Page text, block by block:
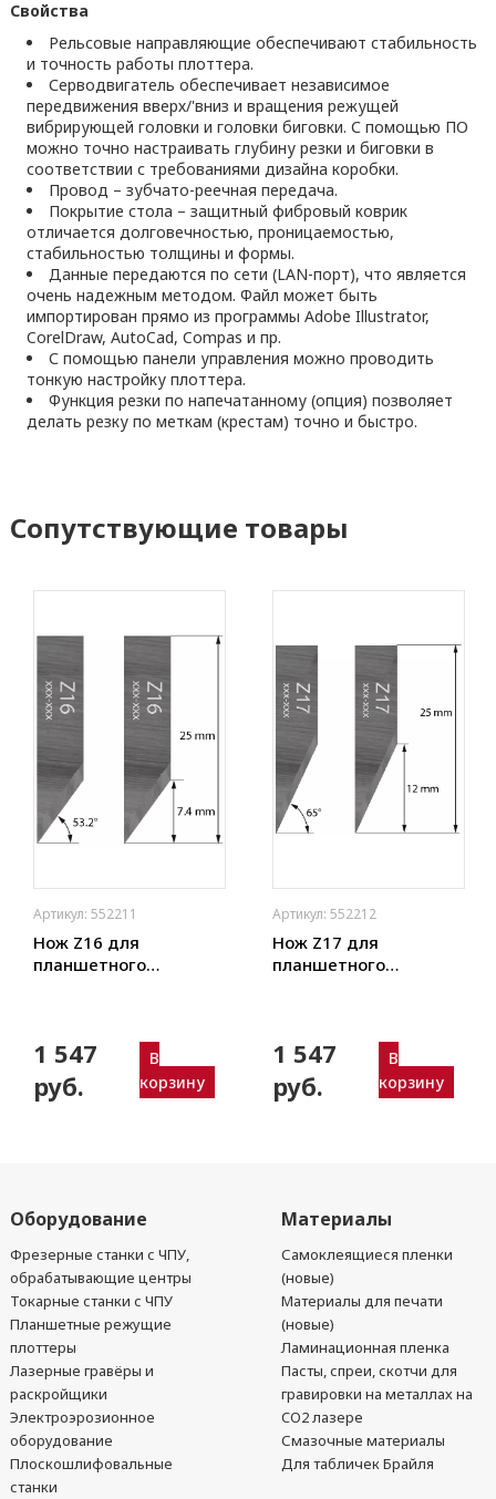
Свойства
Рельсовые направляющие обеспечивают стабильность
и точность работы плоттера.
Серводвигатель обеспечивает независимое
передвижения вверх/'вниз и вращения режущей
вибрирующей головки и головки биговки. С помощью ПО
можно точно настраивать глубину резки и биговки в
соответствии с требованиями дизайна коробки.
Провод – зубчато-реечная передача.
Покрытие стола – защитный фибровый коврик
отличается долговечностью, проницаемостью,
стабильностью толщины и формы.
Данные передаются по сети (LAN-порт), что является
очень надежным методом. Файл может быть
импортирован прямо из программы Adobe Illustrator,
CorelDraw, AutoCad, Compas и пр.
С помощью панели управления можно проводить
тонкую настройку плоттера.
Функция резки по напечатанному (опция) позволяет
делать резку по меткам (крестам) точно и быстро.
Сопутствующие товары
Артикул: 552211
Нож Z16 для
планшетного
JingWei и пр.)
1 547
руб.
В
корзину
Артикул: 552212
Нож Z17 для
планшетного
JingWei и пр.)
1 547
руб.
В
корзину
Оборудование
Фрезерные станки с ЧПУ,
обрабатывающие центры
Токарные станки с ЧПУ
Планшетные режущие
плоттеры
Лазерные гравёры и
раскройщики
Электроэрозионное
оборудование
Плоскошлифовальные
станки
Материалы
Самоклеящиеся пленки
(новые)
Материалы для печати
(новые)
Ламинационная пленка
Пасты, спреи, скотчи для
гравировки на металлах на
CO2 лазере
Смазочные материалы
Для табличек Брайля